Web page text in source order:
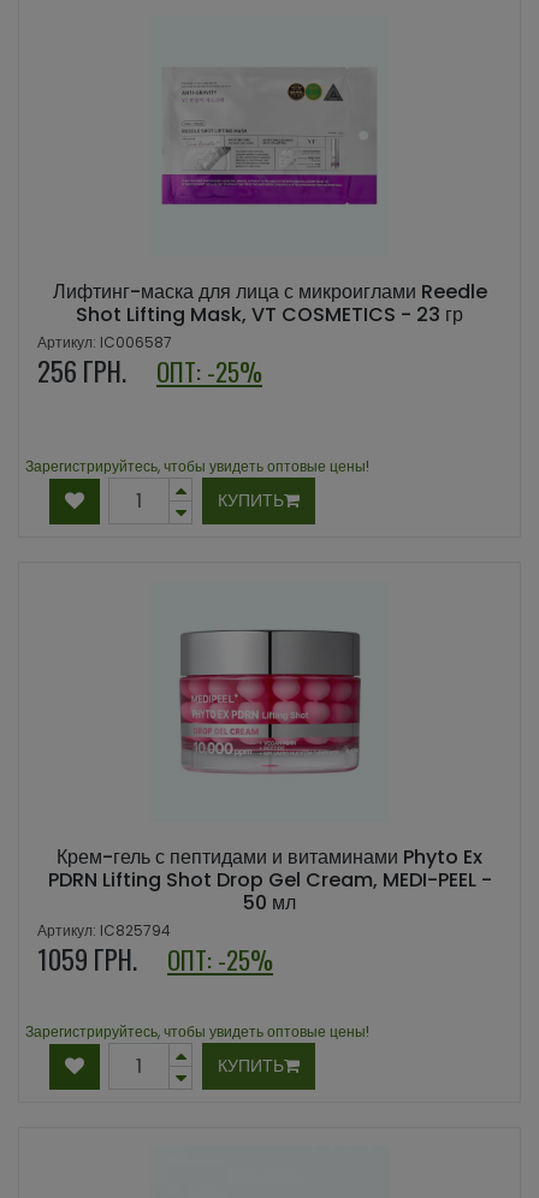
Лифтинг-маска для лица с микроиглами Reedle
Shot Lifting Mask, VT COSMETICS - 23 гр
Артикул: IC006587
256 ГРН. ОПТ: -25%
Зарегистрируйтесь, чтобы увидеть оптовые цены!
КУПИТЬ
Крем-гель с пептидами и витаминами Phyto Ex
PDRN Lifting Shot Drop Gel Cream, MEDI-PEEL -
50 мл
Артикул: IC825794
1059 ГРН. ОПТ: -25%
Зарегистрируйтесь, чтобы увидеть оптовые цены!
КУПИТЬ